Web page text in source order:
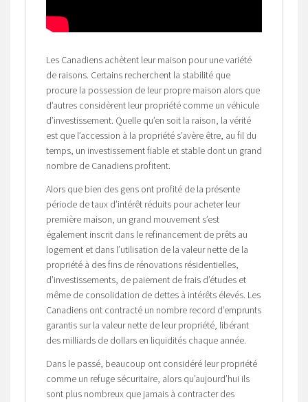
Les Canadiens achètent leur maison pour une variété
de raisons. Certains recherchent la stabilité que
procure la possession de leur propre maison alors que
d’autres considèrent leur propriété comme un véhicule
d’investissement. Quelle qu’en soit la raison, la vérité
est que l’accession à la propriété s’avère être, au fil du
temps, un investissement fiable et stable dont un grand
nombre de Canadiens profitent.
Alors que bien des gens ont profité de la présente
période de taux d’intérêt réduits pour acheter leur
première maison, un grand mouvement s’est
également inscrit dans le refinancement de prêts au
logement et dans l’utilisation de la valeur nette de la
propriété à des fins de rénovations résidentielles,
d’investissements, de paiement de frais d’études et
même de consolidation de dettes à intérêts élevés. Les
Canadiens ont contracté un nombre record d’emprunts
garantis sur la valeur nette de leur propriété, libérant
des milliards de dollars en liquidités chaque année.
Dans le passé, beaucoup ont considéré leur propriété
comme un refuge sécuritaire, alors qu’aujourd’hui ils
sont plus nombreux que jamais à contracter des